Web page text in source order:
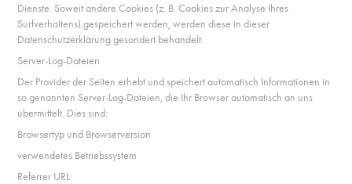
Dienste. Soweit andere Cookies (z. B. Cookies zur Analyse Ihres
Surfverhaltens) gespeichert werden, werden diese in dieser
Datenschutzerklärung gesondert behandelt.
Server-Log-Dateien
Der Provider der Seiten erhebt und speichert automatisch Informationen in
so genannten Server-Log-Dateien, die Ihr Browser automatisch an uns
übermittelt. Dies sind:
Browsertyp und Browserversion
verwendetes Betriebssystem
Referrer URL